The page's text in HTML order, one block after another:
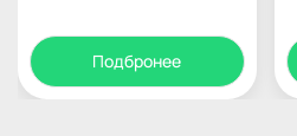
Подбронее